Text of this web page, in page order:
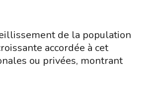
de la population
accordée à cet
ou privées, montrant